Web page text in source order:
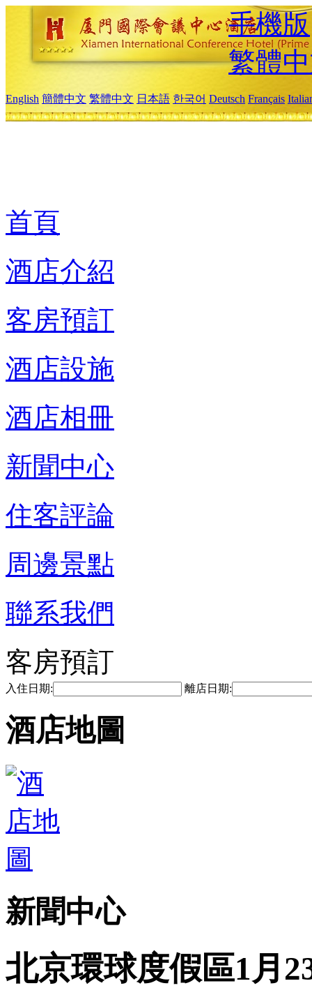
手機版
繁體
English 簡體中文 繁體中文 日本語 한국어 Deutsch Français
首頁
酒店介紹
客房預訂
酒店設施
酒店相冊
新聞中心
住客評論
周邊景點
聯系我們
客房預訂
入住日期: 離店日期:
酒店地圖
新聞中心
北京環球度假區1月